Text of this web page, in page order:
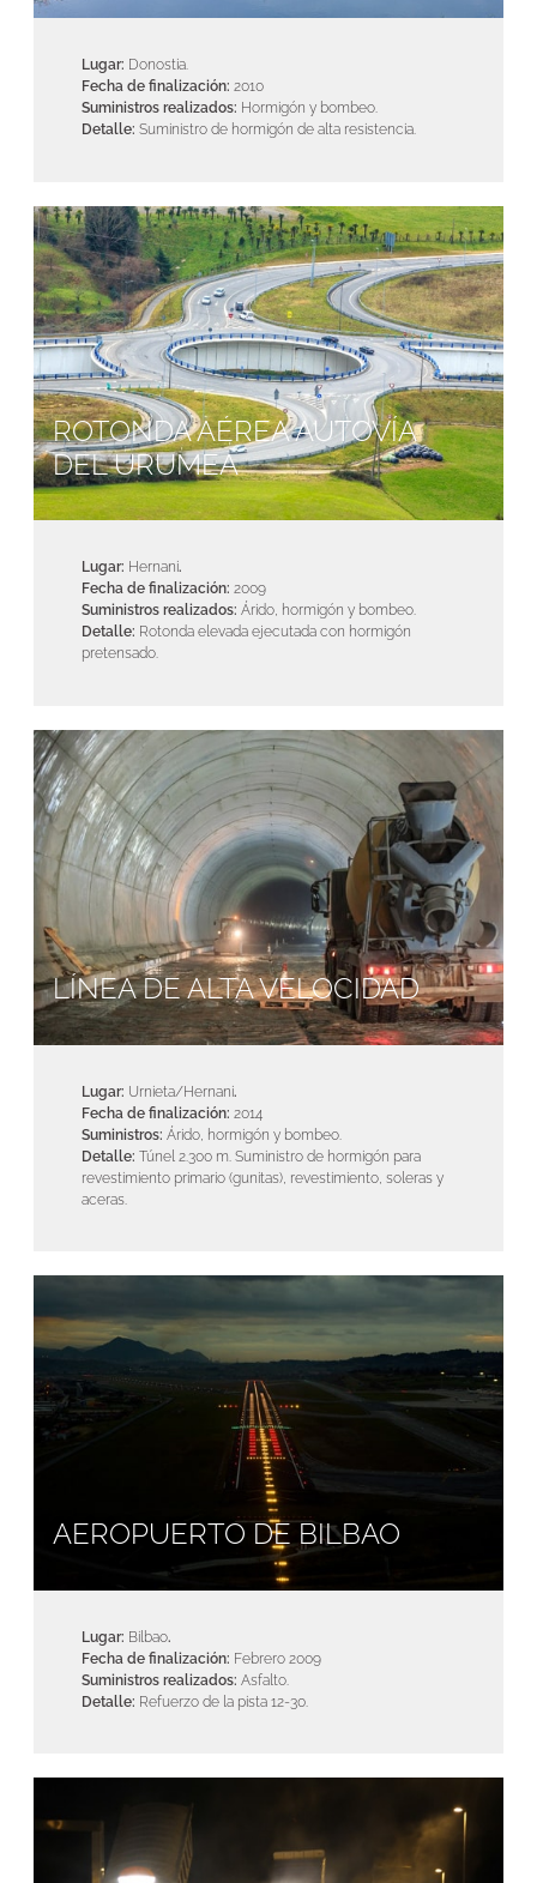
Lugar: Donostia.
Fecha de finalización: 2010
Suministros realizados: Hormigón y bombeo.
Detalle: Suministro de hormigón de alta resistencia.
ROTONDA AÉREA AUTOVÍA
DEL URUMEA
Lugar: Hernani.
Fecha de finalización: 2009
Suministros realizados: Árido, hormigón y bombeo.
Detalle: Rotonda elevada ejecutada con hormigón
pretensado.
LÍNEA DE ALTA VELOCIDAD
Lugar: Urnieta/Hernani.
Fecha de finalización: 2014
Suministros: Árido, hormigón y bombeo.
Detalle: Túnel 2.300 m. Suministro de hormigón para
revestimiento primario (gunitas), revestimiento, soleras y
aceras.
AEROPUERTO DE BILBAO
Lugar: Bilbao.
Fecha de finalización: Febrero 2009
Suministros realizados: Asfalto.
Detalle: Refuerzo de la pista 12-30.